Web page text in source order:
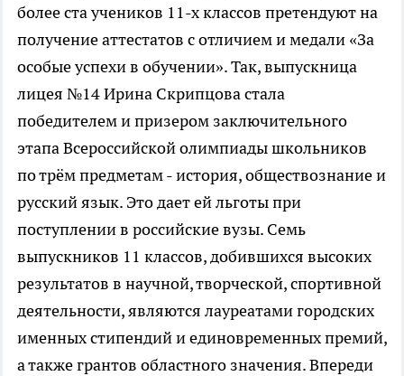
более ста учеников 11-х классов претендуют на
получение аттестатов с отличием и медали «За
особые успехи в обучении». Так, выпускница
лицея №14 Ирина Скрипцова стала
победителем и призером заключительного
этапа Всероссийской олимпиады школьников
по трём предметам - история, обществознание и
русский язык. Это дает ей льготы при
поступлении в российские вузы. Семь
выпускников 11 классов, добившихся высоких
результатов в научной, творческой, спортивной
деятельности, являются лауреатами городских
именных стипендий и единовременных премий,
а также грантов областного значения. Впереди